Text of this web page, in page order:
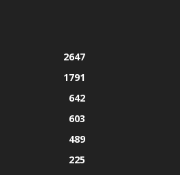
2647
1791
642
603
489
225